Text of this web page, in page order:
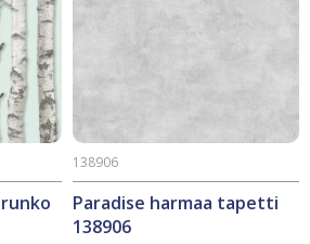
Paradise harmaa tapetti
138906
138906